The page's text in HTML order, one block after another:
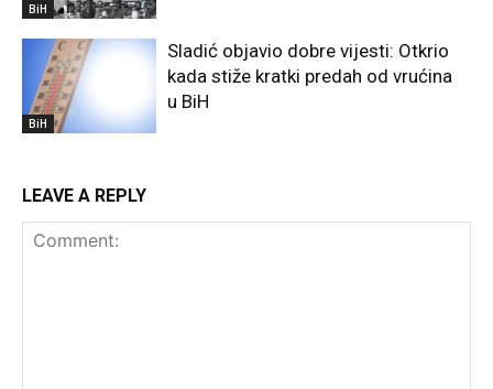
BiH
BiH
Sladić objavio dobre vijesti: Otkrio
kada stiže kratki predah od vrućina
u BiH
LEAVE A REPLY